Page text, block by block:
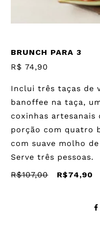
BRUNCH PARA 3
R$ 74,90
Inclui três taças de
banoffee na taça,
coxinhas artesanais
porção com quatro
com suave molho
Serve três pessoas.
R$107,00
R$74,90